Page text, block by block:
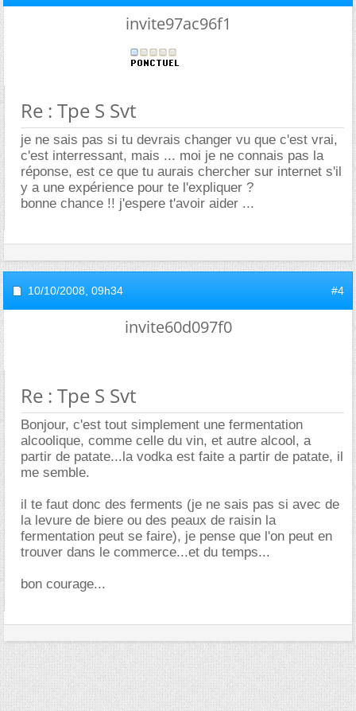
invite97ac96f1
Re : Tpe S Svt
je ne sais pas si tu devrais changer vu que c'est vrai,
c'est interressant, mais ... moi je ne connais pas la
réponse, est ce que tu aurais chercher sur internet s'il
y a une expérience pour te l'expliquer ?
bonne chance !! j'espere t'avoir aider ...
10/10/2008, 09h34 #4
invite60d097f0
Re : Tpe S Svt
Bonjour, c'est tout simplement une fermentation
alcoolique, comme celle du vin, et autre alcool, a
partir de patate...la vodka est faite a partir de patate, il
me semble.
il te faut donc des ferments (je ne sais pas si avec de
la levure de biere ou des peaux de raisin la
fermentation peut se faire), je pense que l'on peut en
trouver dans le commerce...et du temps...
bon courage...